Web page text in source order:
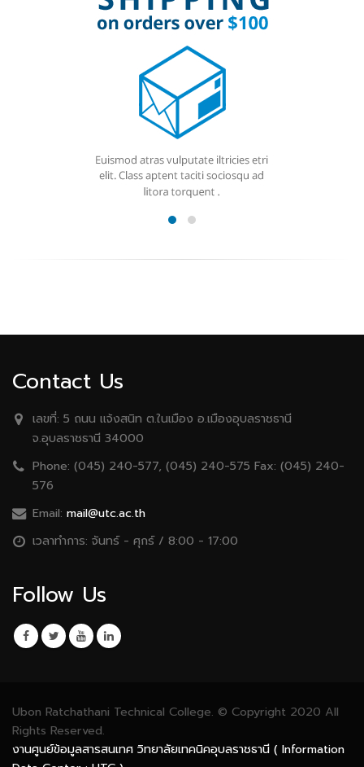
Contact Us
เลขที่: 5 ถนน เเจ้งสนิท ต.ในเมือง อ.เมืองอุบลราชธานี
จ.อุบลราชธานี 34000
Phone: (045) 240-577, (045) 240-575 Fax: (045) 240-
576
Email: mail@utc.ac.th
เวลาทำการ: จันทร์ - ศุกร์ / 8:00 - 17:00
Follow Us
Ubon Ratchathani Technical College. © Copyright 2020 All
Rights Reserved.
งานศูนย์ข้อมูลสารสนเทศ วิทยาลัยเทคนิคอุบลราชธานี ( Information